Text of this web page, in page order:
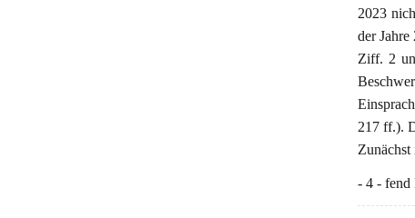
2023
der
Ziff. 2
217 ff.).
- 4 - fend